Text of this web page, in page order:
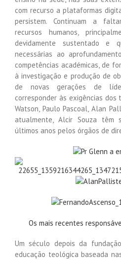
com recurso a plataformas
persistem. Continuam a
recursos humanos,
devidamente sustentado e
necessárias ao
competências académicas, de
à investigação e produção de
de novas gerações de
corresponder às exigências dos
Watson, Paulo Pascoal, Alan
atualmente, Alcir Souza têm
últimos anos pelos órgãos de
Os mais recentes
Um século depois da
educação teológica baseada